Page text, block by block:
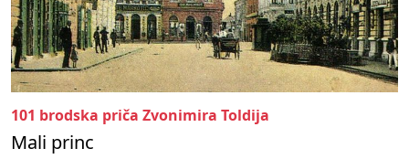
101 brodska priča Zvonimira Toldija
Mali princ